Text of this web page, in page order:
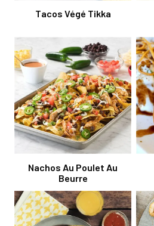
Tacos Végé Tikka
Nachos Au Poulet Au
Beurre